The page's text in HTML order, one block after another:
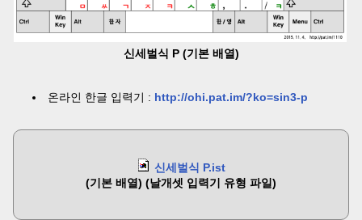
신세벌식 P (기본 배열)
온라인 한글 입력기 : http://ohi.pat.im/?ko=sin3-p
신세벌식 P.ist
(기본 배열) (날개셋 입력기 유형 파일)